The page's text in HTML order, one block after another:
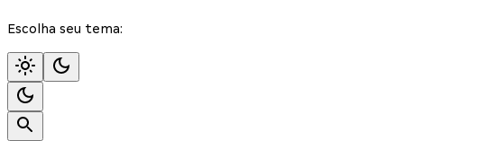
Escolha seu tema: